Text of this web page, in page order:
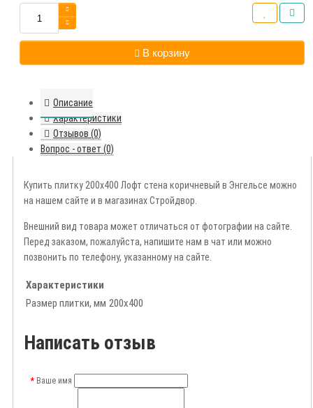
В корзину
Описание
Характеристики
Отзывов (0)
Вопрос - ответ (0)
Купить плитку 200х400 Лофт стена коричневый в Энгельсе можно
на нашем сайте и в магазинах Стройдвор.
Внешний вид товара может отличаться от фотографии на сайте.
Перед заказом, пожалуйста, напишите нам в чат или можно
позвонить по телефону, указанному на сайте.
Характеристики
Размер плитки, мм 200х400
Написать отзыв
Ваше имя